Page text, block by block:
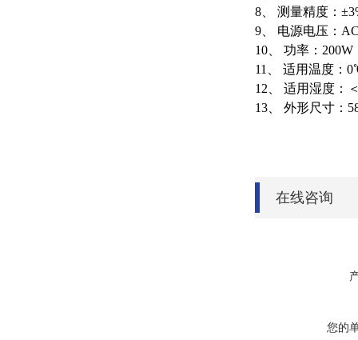
8、 测量精度：
9、 电源电压：
10、 功率：200W
11、 适用温度：
12、 适用湿度：
13、 外形尺寸：
在线咨询
您的